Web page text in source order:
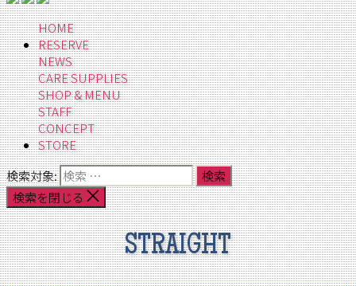
HOME
RESERVE
NEWS
CARE SUPPLIES
SHOP & MENU
STAFF
CONCEPT
STORE
検索対象:
検索を閉じる
STRAIGHT